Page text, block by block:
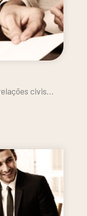
civis...